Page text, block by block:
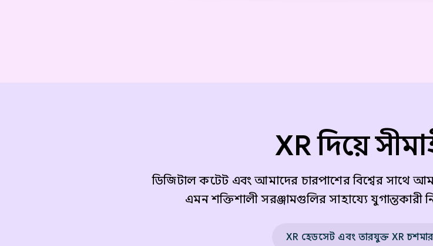
XR দিয়ে
ডিজিটাল কন্টেন্ট এবং আমাদের চারপাশের বিশ্বের সাথে
এমন শক্তিশালী সরঞ্জামগুলির সাহায্যে
XR হেডসেট এবং তারযুক্ত XR